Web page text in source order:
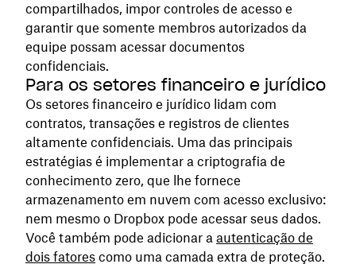
compartilhados, impor controles de acesso e
garantir que somente membros autorizados da
equipe possam acessar documentos
confidenciais.
Para os setores financeiro e jurídico
Os setores financeiro e jurídico lidam com
contratos, transações e registros de clientes
altamente confidenciais. Uma das principais
estratégias é implementar a criptografia de
conhecimento zero, que lhe fornece
armazenamento em nuvem com acesso exclusivo:
nem mesmo o Dropbox pode acessar seus dados.
Você também pode adicionar a autenticação de
dois fatores como uma camada extra de proteção.